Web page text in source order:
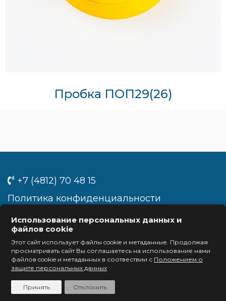
Пробка ПОП29(26)
+7 (4812) 70 48 15
Политика конфиденциальности
info@euro-cap.ru
Задать вопрос
EURO-CAP – 2021
Разработка сайта – ninesquares.ru
Использование персональных данных и
файлов cookie
Этот сайт использует файлы cookie и метаданные. Продолжая
просматривать сайт Вы соглашаетесь на использование нами
файлов cookie и метаданных в соотвествии с Положением о
защите персональных данных
Отклонить
Принять